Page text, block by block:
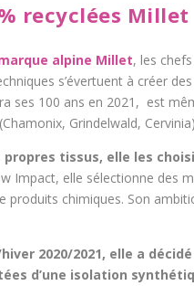
recyclées Millet
alpine Millet, les
s’évertuent à créer
ses 100 ans en 2021, est
Grindelwald,
tissus, elle les
Impact, elle sélectionne des
produits chimiques. Son
2020/2021, elle a
d’une isolation